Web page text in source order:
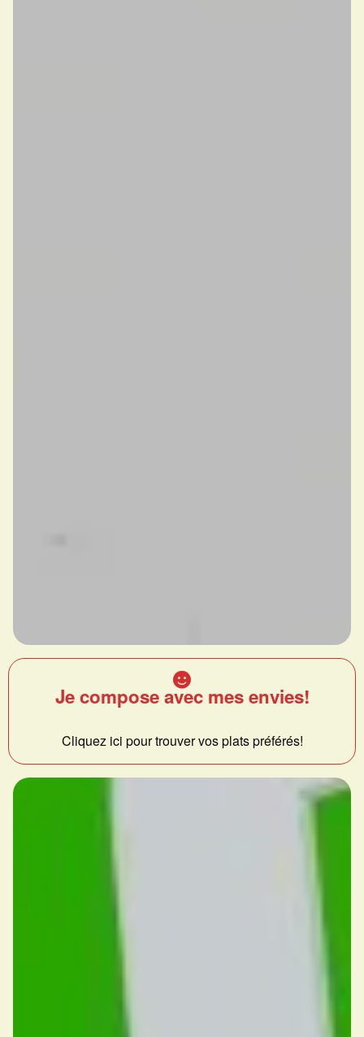
Je compose avec mes envies!
Cliquez ici pour trouver vos plats préférés!